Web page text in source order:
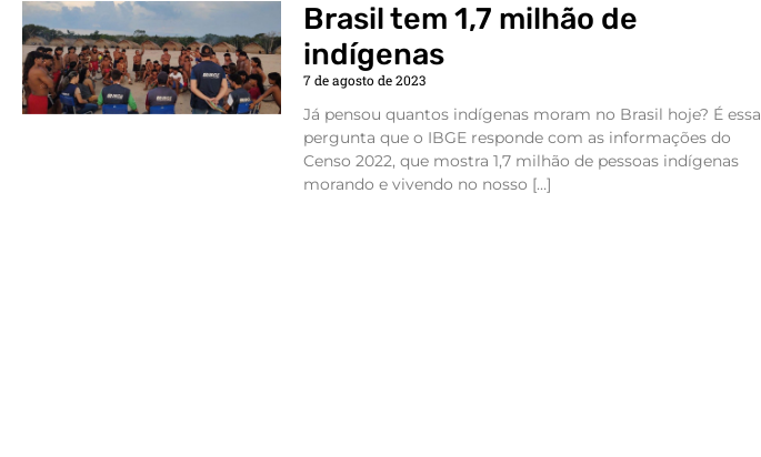
Brasil tem 1,7 milhão de
indígenas
7 de agosto de 2023
Já pensou quantos indígenas moram no Brasil hoje? É essa
pergunta que o IBGE responde com as informações do
Censo 2022, que mostra 1,7 milhão de pessoas indígenas
morando e vivendo no nosso […]